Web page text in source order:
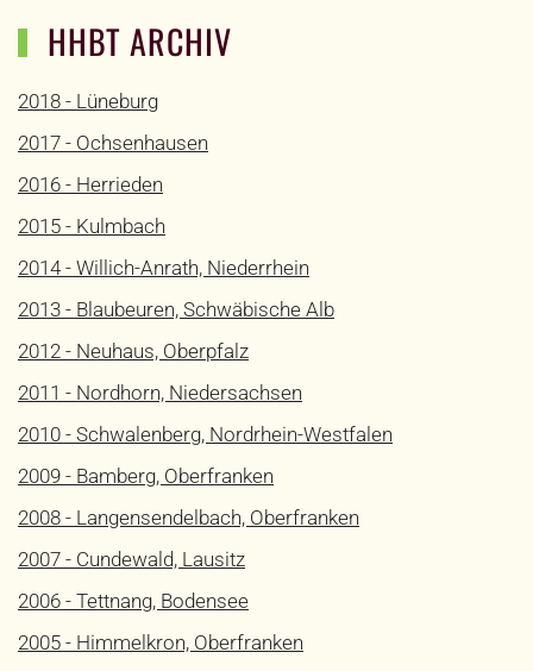
HHBT ARCHIV
2018 - Lüneburg
2017 - Ochsenhausen
2016 - Herrieden
2015 - Kulmbach
2014 - Willich-Anrath, Niederrhein
2013 - Blaubeuren, Schwäbische Alb
2012 - Neuhaus, Oberpfalz
2011 - Nordhorn, Niedersachsen
2010 - Schwalenberg, Nordrhein-Westfalen
2009 - Bamberg, Oberfranken
2008 - Langensendelbach, Oberfranken
2007 - Cundewald, Lausitz
2006 - Tettnang, Bodensee
2005 - Himmelkron, Oberfranken